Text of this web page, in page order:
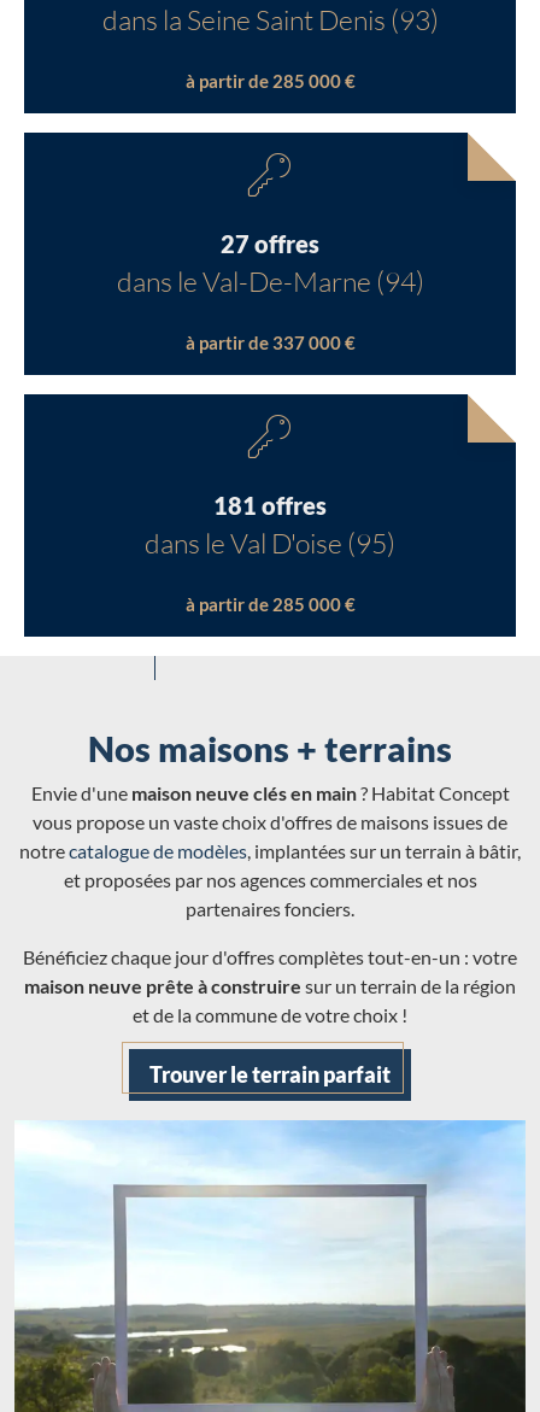
dans la Seine Saint Denis (93)
à partir de 285 000 €
27 offres
dans le Val-De-Marne (94)
à partir de 337 000 €
181 offres
dans le Val D'oise (95)
à partir de 285 000 €
Nos maisons + terrains
Envie d'une maison neuve clés en main? Habitat Concept
vous propose un vaste choix d'offres de maisons issues de
notrecatalogue de modèles, implantées sur un terrain à bâtir,
et proposées par nos agences commerciales et nos
partenaires fonciers.
Bénéficiez chaque jour d'offres complètes tout-en-un : votre
maison neuve prête à construire sur un terrain de la région
et de la commune de votre choix !
Trouver le terrain parfait